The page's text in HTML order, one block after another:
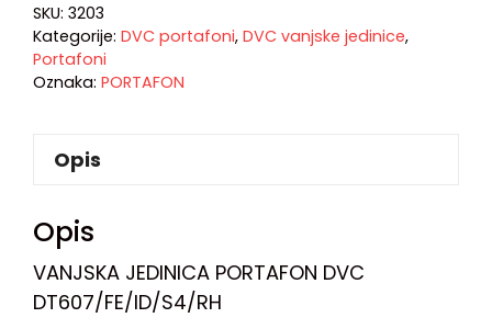
SKU: 3203
Kategorije: DVC portafoni, DVC vanjske jedinice,
Portafoni
Oznaka: PORTAFON
Opis
Opis
VANJSKA JEDINICA PORTAFON DVC
DT607/FE/ID/S4/RH